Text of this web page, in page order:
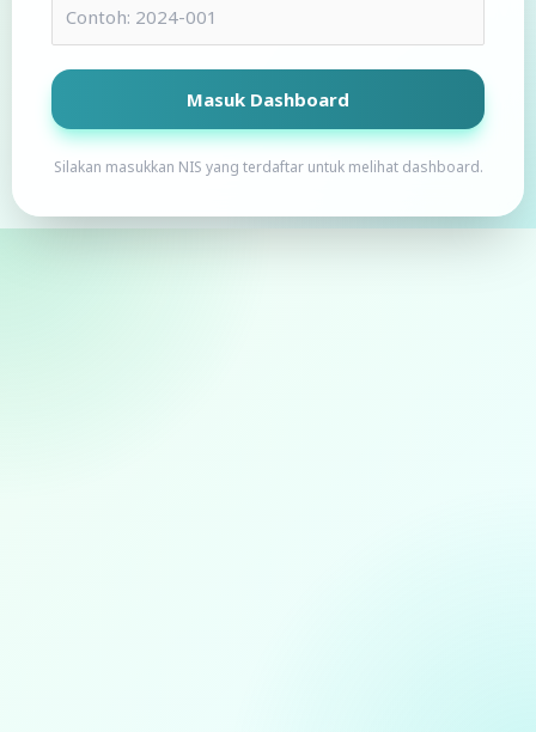
Masuk Dashboard
Silakan masukkan NIS yang terdaftar untuk melihat dashboard.